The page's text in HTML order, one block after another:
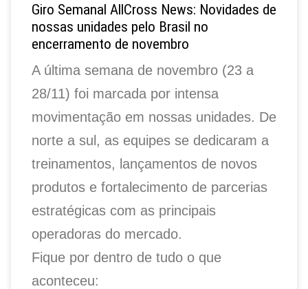
Giro Semanal AllCross News: Novidades de
nossas unidades pelo Brasil no
encerramento de novembro
A última semana de novembro (23 a
28/11) foi marcada por intensa
movimentação em nossas unidades. De
norte a sul, as equipes se dedicaram a
treinamentos, lançamentos de novos
produtos e fortalecimento de parcerias
estratégicas com as principais
operadoras do mercado.
Fique por dentro de tudo o que
aconteceu: